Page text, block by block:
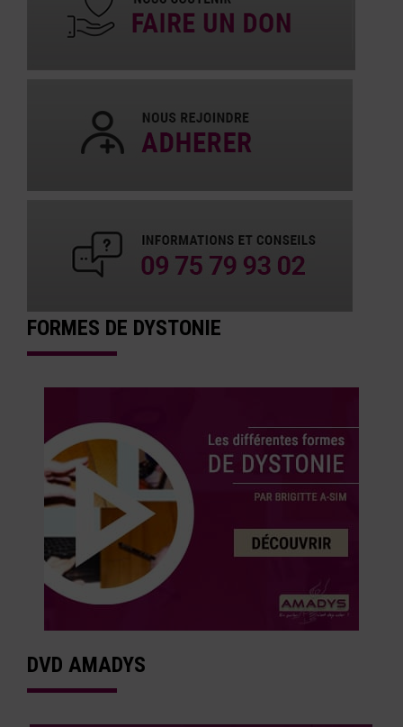
FORMES DE DYSTONIE
DVD AMADYS